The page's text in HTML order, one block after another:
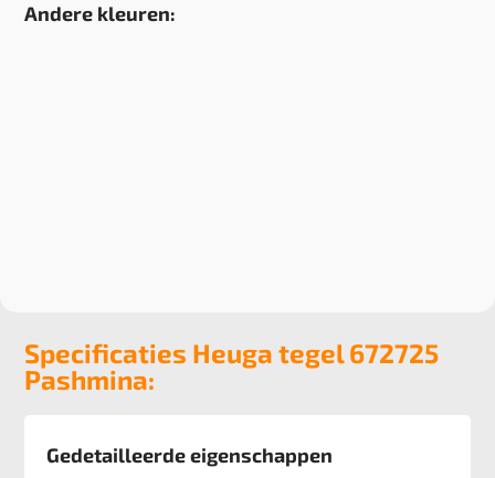
Andere kleuren:
Specificaties Heuga tegel 672725
Pashmina:
Gedetailleerde eigenschappen